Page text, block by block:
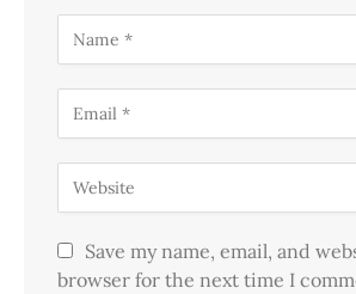
Save my name, email, and
browser for the next time I